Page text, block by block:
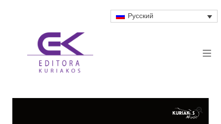
Русский